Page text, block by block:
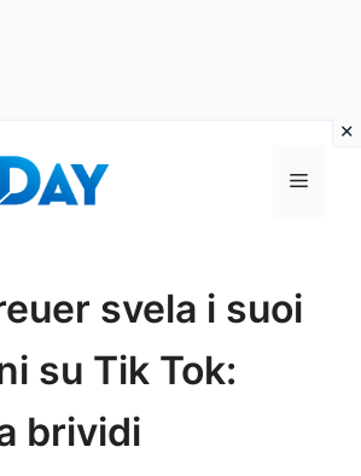
Menu
svela i suoi
su Tik Tok:
brividi